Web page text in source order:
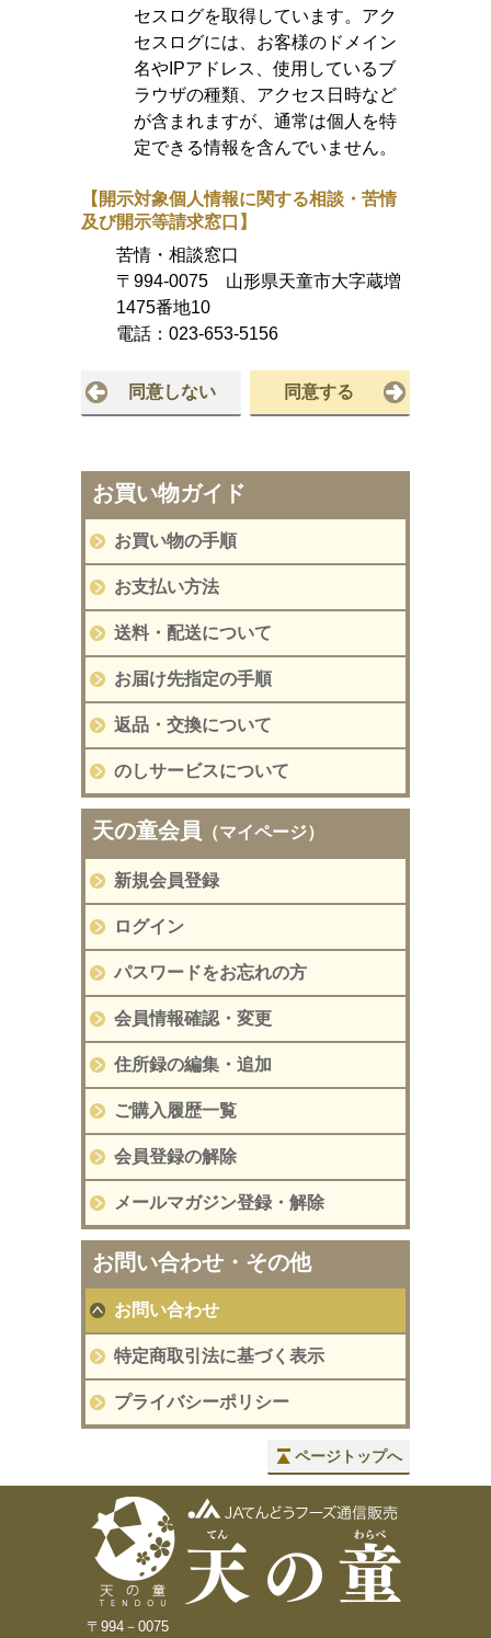
セスログを取得しています。アク
セスログには、お客様のドメイン
名やIPアドレス、使用しているブ
ラウザの種類、アクセス日時など
が含まれますが、通常は個人を特
定できる情報を含んでいません。
【開示対象個人情報に関する相談・苦情
及び開示等請求窓口】
苦情・相談窓口
〒994-0075 山形県天童市大字蔵増
1475番地10
電話： 023-653-5156
同意しない 同意する
お買い物ガイド
お買い物の手順
お支払い方法
送料・配送について
お届け先指定の手順
返品・交換について
のしサービスについて
天の童会員 （マイページ）
新規会員登録
ログイン
パスワードをお忘れの方
会員情報確認・変更
住所録の編集・追加
ご購入履歴一覧
会員登録の解除
メールマガジン登録・解除
お問い合わせ・その他
お問い合わせ
特定商取引法に基づく表示
プライバシーポリシー
ページトップへ
〒994－0075